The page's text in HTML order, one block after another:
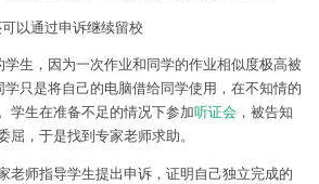
以通过申诉继续留校
学生，因为一次作业和同学的作业相似度极高被
学只是将自己的电脑借给同学使用，在不知情的
学生在准备不足的情况下参加听证会 ，被告知
屈，于是找到专家老师求助。
老师指导学生提出申诉，证明自己独立完成的